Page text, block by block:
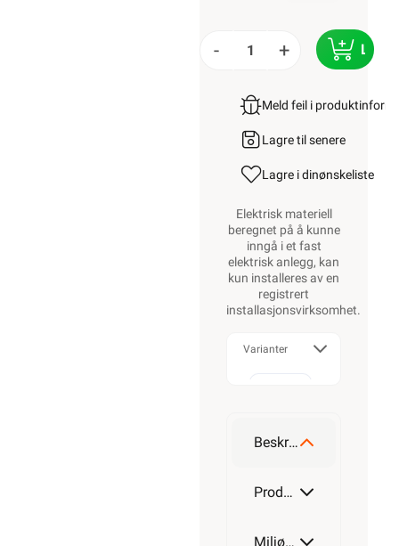
- +
Meld feil i
Lagre til senere
Lagre i dinønskeliste
Elektrisk materiell
beregnet på å kunne
inngå i et fast
elektrisk anlegg, kan
kun installeres av en
registrert
installasjonsvirksomhet.
Varianter
Beskrivelse
Produktdetaljer
Miljøparametere